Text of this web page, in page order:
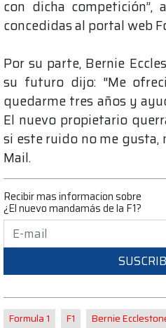
con dicha competición”,
concedidas al portal web
Por su parte, Bernie
su futuro dijo: "Me
quedarme tres años y
El nuevo propietario
si este ruido no me gusta,
Mail.
Recibir mas informacion sobre
¿El nuevo mandamás de la F1?
Formula 1 F1 Bernie